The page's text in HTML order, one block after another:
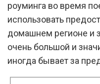
роуминга во время
использовать
домашнем регионе и
очень большой и
иногда бывает за